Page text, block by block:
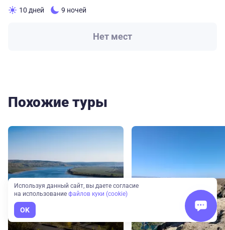
10 дней
9 ночей
Нет мест
Похожие туры
Используя данный сайт, вы даете согласие
на использование файлов куки (cookie)
OK